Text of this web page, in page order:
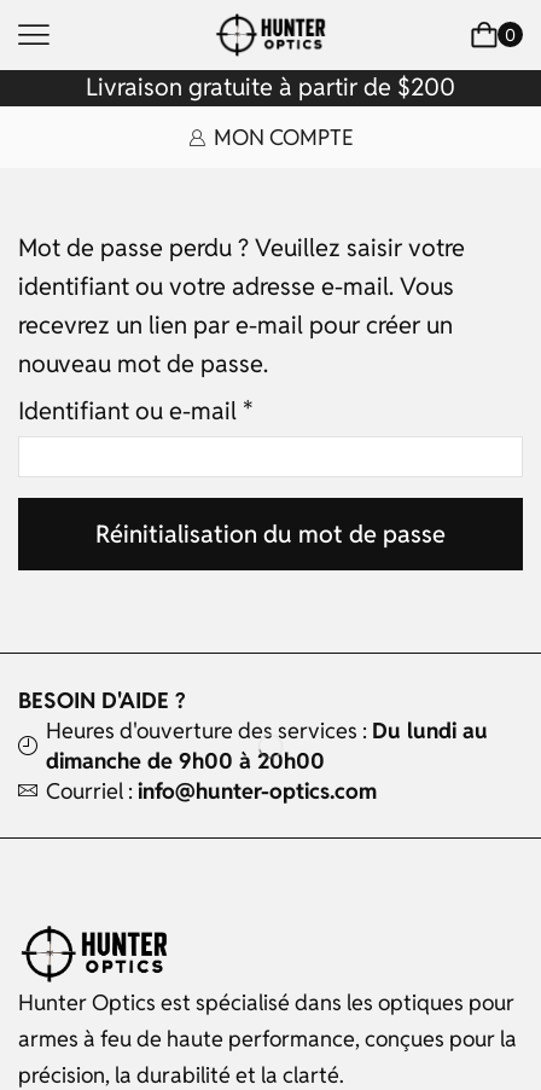
0
Livraison gratuite à partir de $200
MON COMPTE
Mot de passe perdu ? Veuillez saisir votre
identifiant ou votre adresse e-mail. Vous
recevrez un lien par e-mail pour créer un
nouveau mot de passe.
Identifiant ou e-mail *
Réinitialisation du mot de passe
BESOIN D'AIDE ?
Heures d'ouverture des services : Du lundi au
dimanche de 9h00 à 20h00
Courriel : info@hunter-optics.com
Hunter Optics est spécialisé dans les optiques pour
armes à feu de haute performance, conçues pour la
précision, la durabilité et la clarté.